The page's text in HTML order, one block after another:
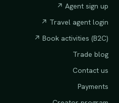
Agent sign up ↗
Travel agent login ↗
Book activities (B2C) ↗
Trade blog
Contact us
Payments